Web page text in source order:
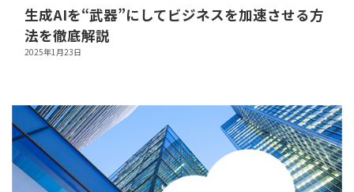
生成AIを“武器”にしてビジネスを加速させる方
法を徹底解説
2025年1月23日